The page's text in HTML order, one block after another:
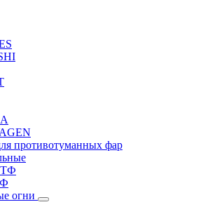
противотуманных фар
огни